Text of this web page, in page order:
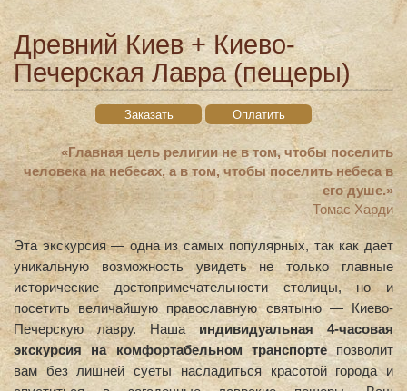
Древний Киев + Киево-
Печерская Лавра (пещеры)
Заказать Оплатить
«Главная цель религии не в том, чтобы поселить
человека на небесах, а в том, чтобы поселить небеса в
его душе.»
Томас Харди
Эта экскурсия — одна из самых популярных, так как дает
уникальную возможность увидеть не только главные
исторические достопримечательности столицы, но и
посетить величайшую православную святыню — Киево-
Печерскую лавру. Нашаиндивидуальная 4-часовая
экскурсия на комфортабельном транспортепозволит
вам без лишней суеты насладиться красотой города и